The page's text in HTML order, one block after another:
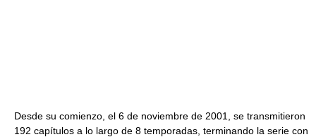
Desde su comienzo, el 6 de noviembre de 2001, se transmitieron
192 capítulos a lo largo de 8 temporadas, terminando la serie con